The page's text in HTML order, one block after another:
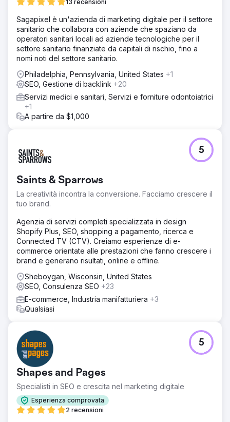
13 recensioni
Sagapixel è un'azienda di marketing digitale per il settore
sanitario che collabora con aziende che spaziano da
operatori sanitari locali ad aziende tecnologiche per il
settore sanitario finanziate da capitali di rischio, fino a
nomi noti del settore sanitario.
Philadelphia, Pennsylvania, United States +1
SEO, Gestione di backlink +20
Servizi medici e sanitari, Servizi e forniture odontoiatrici
+1
A partire da $1,000
Saints & Sparrows
La creatività incontra la conversione. Facciamo crescere il
tuo brand.
5
Agenzia di servizi completi specializzata in design
Shopify Plus, SEO, shopping a pagamento, ricerca e
Connected TV (CTV). Creiamo esperienze di e-
commerce orientate alle prestazioni che fanno crescere i
brand e generano risultati, online e offline.
Sheboygan, Wisconsin, United States
SEO, Consulenza SEO +23
E-commerce, Industria manifatturiera +3
Qualsiasi
Shapes and Pages
Specialisti in SEO e crescita nel marketing digitale
Esperienza comprovata
2 recensioni
5